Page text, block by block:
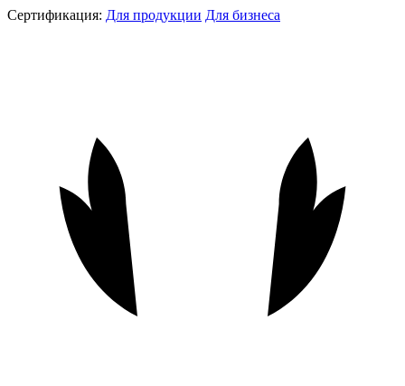
Сертификация: Для продукции Для бизнеса